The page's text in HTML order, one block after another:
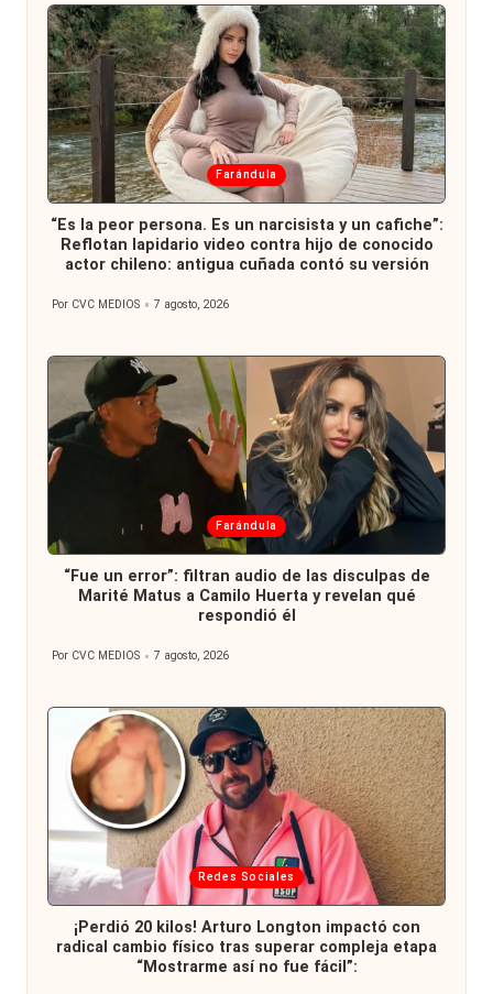
Publicada
en
Farándula
“Es la peor persona. Es un narcisista y un cafiche”:
Reflotan lapidario video contra hijo de conocido
actor chileno: antigua cuñada contó su versión
Publicado
Por CVC MEDIOS 7 agosto, 2026
Publicada
en
Farándula
“Fue un error”: filtran audio de las disculpas de
Marité Matus a Camilo Huerta y revelan qué
respondió él
Publicado
Por CVC MEDIOS 7 agosto, 2026
Publicada
en
Redes Sociales
¡Perdió 20 kilos! Arturo Longton impactó con
radical cambio físico tras superar compleja etapa
“Mostrarme así no fue fácil”: